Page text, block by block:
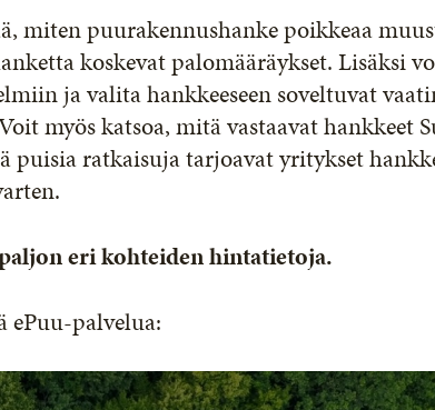
miten puurakennushanke poikkeaa
koskevat palomääräykset. Lisäksi
ja valita hankkeeseen soveltuvat
myös katsoa, mitä vastaavat hankkeet
puisia ratkaisuja tarjoavat yritykset
eri kohteiden hintatietoja.
ePuu-palvelua: